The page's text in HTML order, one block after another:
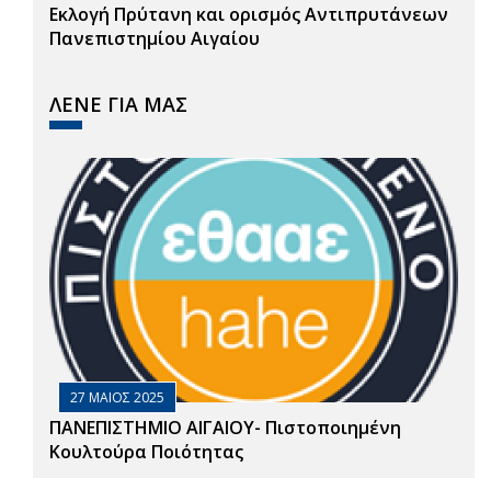
Εκλογή Πρύτανη και ορισμός Αντιπρυτάνεων
Πανεπιστημίου Αιγαίου
ΛΕΝΕ ΓΙΑ ΜΑΣ
27 ΜΑΙΟΣ 2025
ΠΑΝΕΠΙΣΤΗΜΙΟ ΑΙΓΑΙΟΥ- Πιστοποιημένη
Κουλτούρα Ποιότητας